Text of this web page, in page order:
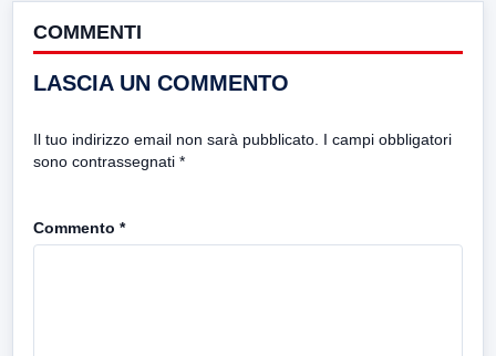
COMMENTI
LASCIA UN COMMENTO
Il tuo indirizzo email non sarà pubblicato. I campi obbligatori
sono contrassegnati *
Commento *